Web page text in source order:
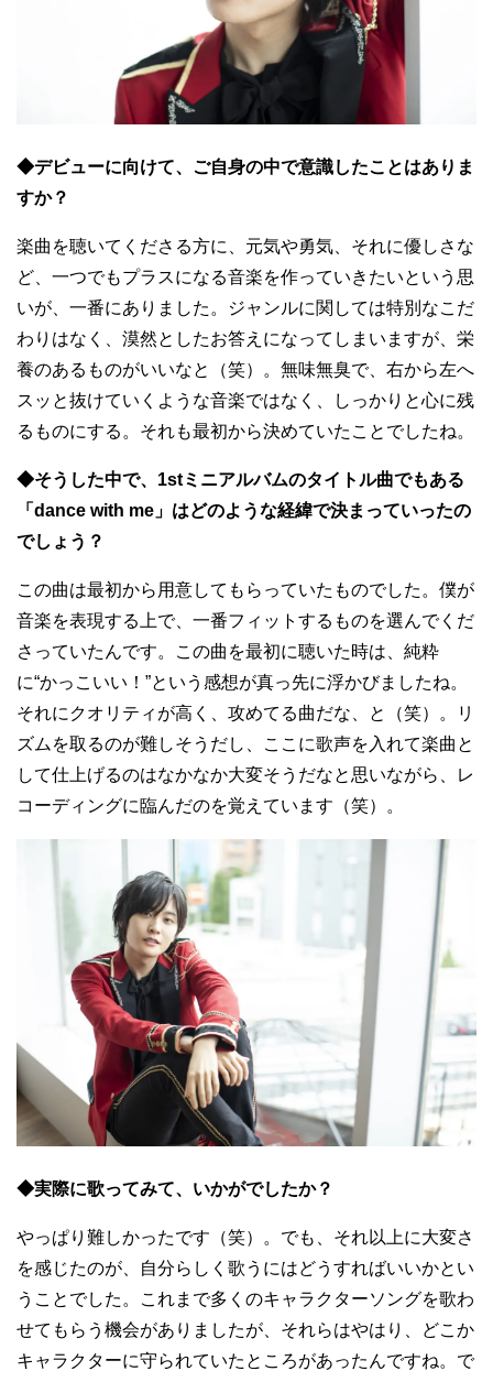
◆デビューに向けて、ご自身の中で意識したことはありま
すか？
楽曲を聴いてくださる方に、元気や勇気、それに優しさな
ど、一つでもプラスになる音楽を作っていきたいという思
いが、一番にありました。ジャンルに関しては特別なこだ
わりはなく、漠然としたお答えになってしまいますが、栄
養のあるものがいいなと（笑）。無味無臭で、右から左へ
スッと抜けていくような音楽ではなく、しっかりと心に残
るものにする。それも最初から決めていたことでしたね。
◆そうした中で、1stミニアルバムのタイトル曲でもある
「dance with me」はどのような経緯で決まっていったの
でしょう？
この曲は最初から用意してもらっていたものでした。僕が
音楽を表現する上で、一番フィットするものを選んでくだ
さっていたんです。この曲を最初に聴いた時は、純粋
に“かっこいい！”という感想が真っ先に浮かびましたね。
それにクオリティが高く、攻めてる曲だな、と（笑）。リ
ズムを取るのが難しそうだし、ここに歌声を入れて楽曲と
して仕上げるのはなかなか大変そうだなと思いながら、レ
コーディングに臨んだのを覚えています（笑）。
◆実際に歌ってみて、いかがでしたか？
やっぱり難しかったです（笑）。でも、それ以上に大変さ
を感じたのが、自分らしく歌うにはどうすればいいかとい
うことでした。これまで多くのキャラクターソングを歌わ
せてもらう機会がありましたが、それらはやはり、どこか
キャラクターに守られていたところがあったんですね。で